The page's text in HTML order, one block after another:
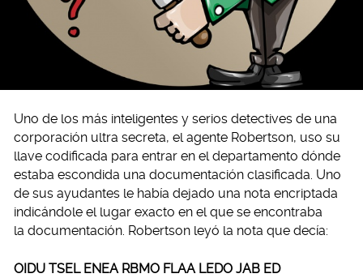
Uno de los más inteligentes y serios detectives de una
corporación ultra secreta, el agente Robertson, uso su
llave codificada para entrar en el departamento dónde
estaba escondida una documentación clasificada. Uno
de sus ayudantes le había dejado una nota encriptada
indicándole el lugar exacto en el que se encontraba
la documentación. Robertson leyó la nota que decía:
OIDU TSEL ENEA RBMO FLAA LEDO JAB ED